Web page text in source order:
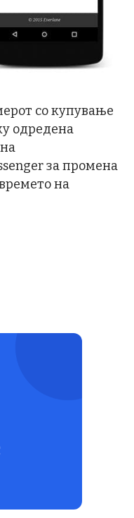
со купување
одредена
за промена
на